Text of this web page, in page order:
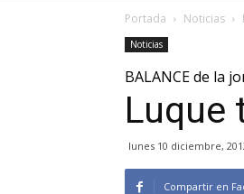
Portada Noticias
Noticias
BALANCE de la
Luque
lunes 10 diciembre,
Compartir en